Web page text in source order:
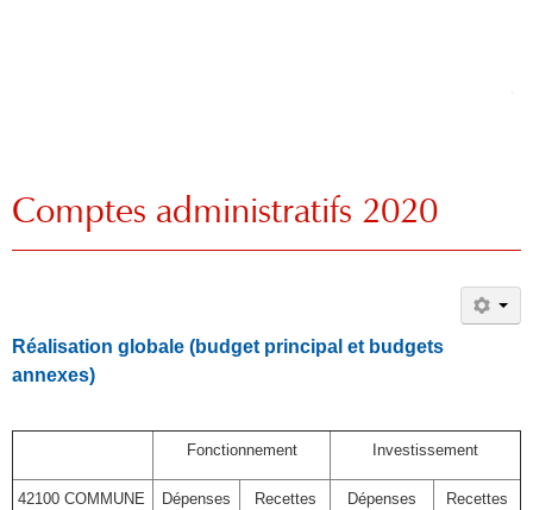
Comptes administratifs 2020
Réalisation globale (budget principal et budgets
annexes)
Fonctionnement Investissement
42100 COMMUNE
Dépenses Recettes Dépenses Recettes